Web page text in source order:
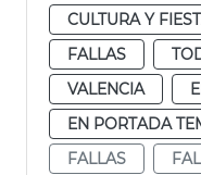
CULTURA Y
FALLAS
VALENCIA
EN PORTADA
FALLAS